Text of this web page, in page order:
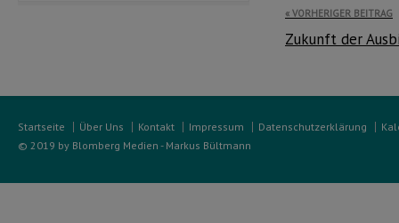
VORHERIGER BEITRAG
Zukunft der
Startseite Über Uns Kontakt Impressum Datenschutzerklärung
© 2019 by Blomberg Medien - Markus Bültmann